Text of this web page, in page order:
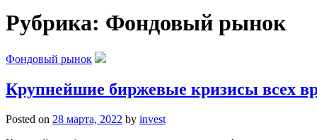
Рубрика: Фондовый рынок
Фондовый рынок
Крупнейшие биржевые кризисы всех
Posted on 28 марта, 2022 by invest